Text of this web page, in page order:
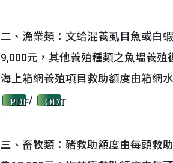
二、漁業類：文蛤混養虱目魚或白
9,000元，其他養殖種類之魚塭養殖
海上箱網養殖項目救助額度由箱網
PDF/ ODT
三、畜牧類：豬救助額度由每頭救